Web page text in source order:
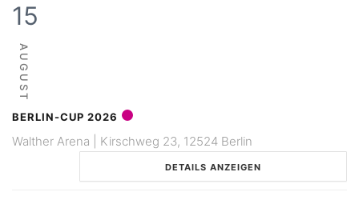
15
AUGUST
BERLIN-CUP 2026
Walther Arena | Kirschweg 23, 12524 Berlin
DETAILS ANZEIGEN